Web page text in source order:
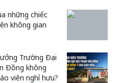
những chiếc
không gian
Trường Đại
Đồng không
viên nghỉ hưu?